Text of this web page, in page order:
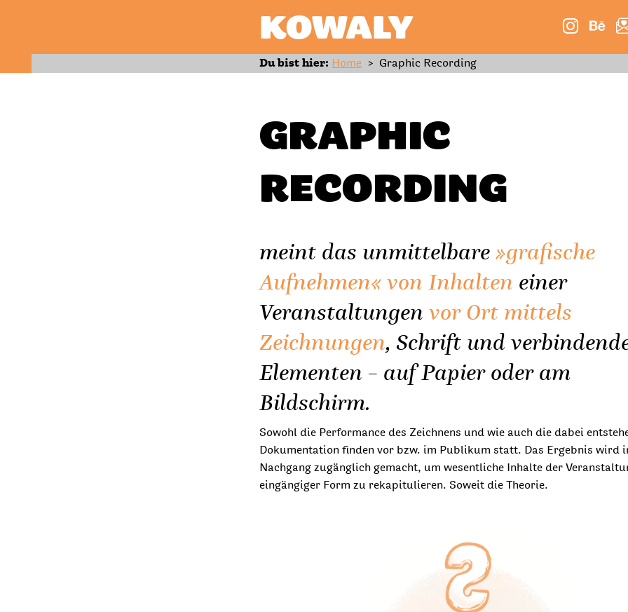
KOWALY
Du bist hier: Home > Graphic Recording
GRAPHIC
RECORDING
meint das unmittelbare»grafische
Aufnehmen« von Inhalten einer
Veranstaltungenvor Ort mittels
Zeichnungen, Schrift und
Elementen – auf Papier oder am
Bildschirm.
Sowohl die Performance des Zeichnens und wie auch die dabei
Dokumentation finden vor bzw. im Publikum statt. Das Ergebnis wird
Nachgang zugänglich gemacht, um wesentliche Inhalte der
eingängiger Form zu rekapitulieren. Soweit die Theorie.